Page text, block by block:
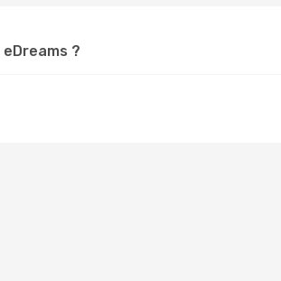
?